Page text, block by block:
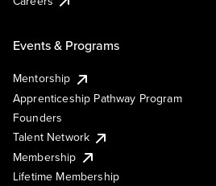
Events & Programs
Mentorship
Apprenticeship Pathway Program
Founders
Talent Network
Membership
Lifetime Membership